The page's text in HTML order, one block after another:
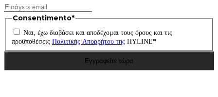
Consentimento*
Ναι, έχω διαβάσει και αποδέχομαι τους όρους και τις
προϋποθέσεις Πολιτικής Απορρήτου της HYLINE*
Εγγραφείτε τώρα